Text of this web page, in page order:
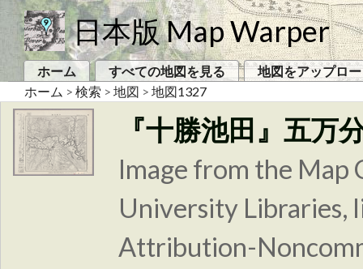
日本版 Map Warper
ホーム すべての地図を見る
地図をアップロ
ホーム > 検索 > 地図 > 地図1327
『十勝池田』五万
Image from the Map
University Libraries,
Attribution-